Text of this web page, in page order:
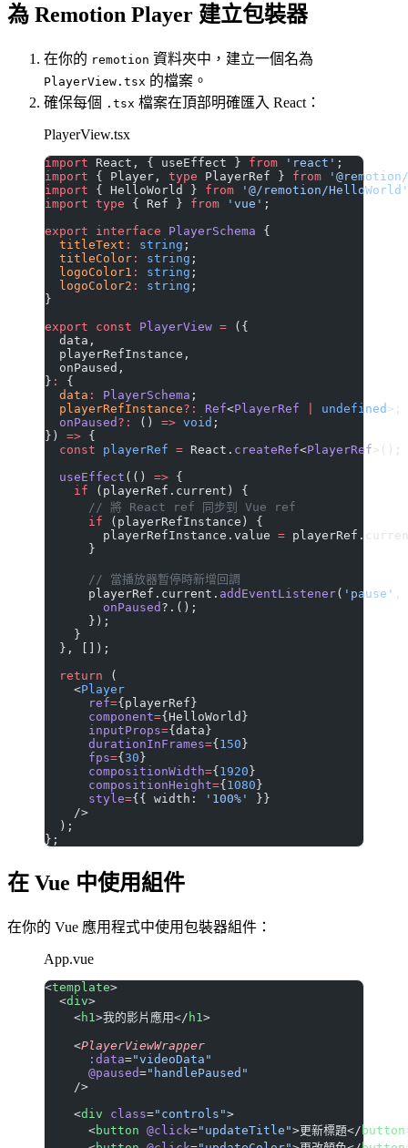
為 Remotion Player 建立包裝器
在你的 remotion 資料夾中，建立一個名為
PlayerView.tsx 的檔案。
確保每個 .tsx 檔案在頂部明確匯入 React：
PlayerView.tsx
import React, { useEffect } from 'react' ;
import { Player, type PlayerRef } from
import { HelloWorld } from '@/remotion/HelloWorld'
import type { Ref } from 'vue' ;
export interface PlayerSchema {
  titleText
: string ;
  titleColor
: string ;
  logoColor1
: string ;
  logoColor2
: string ;
}
export const PlayerView = ({
  data,
  playerRefInstance,
  onPaused,
} :
{
  data
: PlayerSchema ;
  playerRefInstance
?: Ref<PlayerRef undefined >;
  onPaused
?: () => void ;
}) => {
  const
playerRef = React. createRef<PlayerRef >();
  useEffect
(() => {
    if
(playerRef.current) {
      // 將 React ref 同步到 Vue ref
      if
(playerRefInstance) {
        playerRefInstance.value
=
      }
      // 當播放器暫停時新增回調
      playerRef.current.
addEventListener( 'pause' ,
        onPaused
?.();
      });
    }
  }, []);
  return
(
    <
Player
      ref
={playerRef}
      component
={HelloWorld}
      inputProps
={data}
      durationInFrames
={150}
      fps
={30}
      compositionWidth
={1920}
      compositionHeight
={1080}
      style
={{ width: '100%'
}}
    />
  );
};
在 Vue 中使用組件
在你的 Vue 應用程式中使用包裝器組件：
App.vue
<template>
  <
div>
    <
h1>我的影片應用</ h1>
    <
PlayerViewWrapper
      :data
="videoData"
      @paused
="handlePaused"
    />
    <
div class="controls">
      <
button @click="updateTitle">更新標題</ button